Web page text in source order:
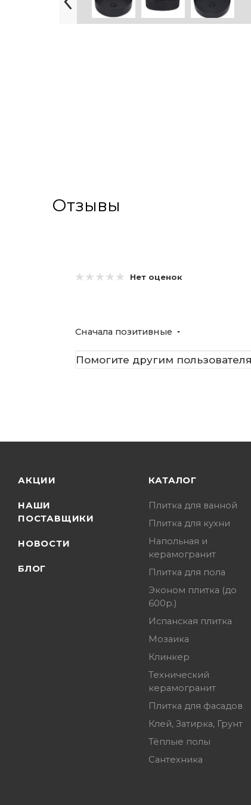
Отзывы
Нет оценок
Сначала позитивные
Помогите другим
АКЦИИ
НАШИ
ПОСТАВЩИКИ
НОВОСТИ
БЛОГ
КАТАЛОГ
Плитка для ванной
Плитка для кухни
Напольная и
керамогранит
Плитка для пола
Эконом плитка (до
600р.)
Испанская плитка
Мозаика
Клинкер
Технический
керамогранит
Плитка для фасадов
Клей, Затирка, Грунт
Тёплые полы
Сантехника